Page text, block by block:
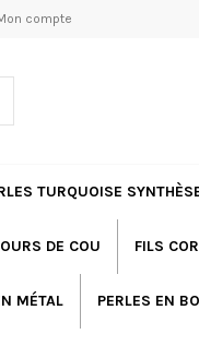
compte
TURQUOISE
DE COU FILS
MÉTAL PERLES EN